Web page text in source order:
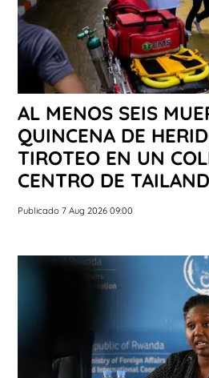
AL MENOS SEIS
QUINCENA DE
TIROTEO EN UN
CENTRO DE
Publicado 7 Aug 2026 09:00